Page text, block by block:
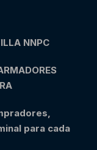
NNPC
para cada